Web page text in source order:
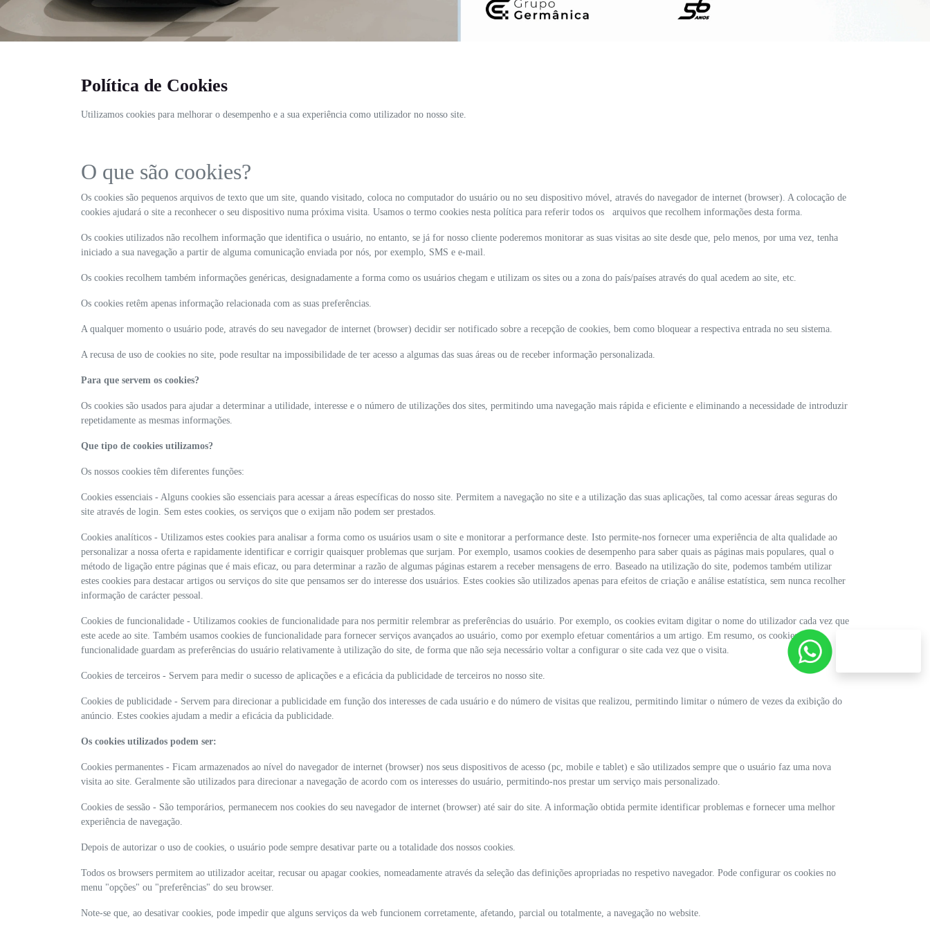
Política de Cookies
Utilizamos cookies para melhorar o desempenho e a sua experiência como utilizador no nosso site.
O que são cookies?
Os cookies são pequenos arquivos de texto que um site, quando visitado, coloca no computador do usuário ou no seu dispositivo móvel, através do navegador de internet (browser). A colocação de
cookies ajudará o site a reconhecer o seu dispositivo numa próxima visita. Usamos o termo cookies nesta política para referir todos os arquivos que recolhem informações desta forma.
Os cookies utilizados não recolhem informação que identifica o usuário, no entanto, se já for nosso cliente poderemos monitorar as suas visitas ao site desde que, pelo menos, por uma vez, tenha
iniciado a sua navegação a partir de alguma comunicação enviada por nós, por exemplo, SMS e e-mail.
Os cookies recolhem também informações genéricas, designadamente a forma como os usuários chegam e utilizam os sites ou a zona do país/países através do qual acedem ao site, etc.
Os cookies retêm apenas informação relacionada com as suas preferências.
A qualquer momento o usuário pode, através do seu navegador de internet (browser) decidir ser notificado sobre a recepção de cookies, bem como bloquear a respectiva entrada no seu sistema.
A recusa de uso de cookies no site, pode resultar na impossibilidade de ter acesso a algumas das suas áreas ou de receber informação personalizada.
Para que servem os cookies?
Os cookies são usados para ajudar a determinar a utilidade, interesse e o número de utilizações dos sites, permitindo uma navegação mais rápida e eficiente e eliminando a necessidade de introduzir
repetidamente as mesmas informações.
Que tipo de cookies utilizamos?
Os nossos cookies têm diferentes funções:
Cookies essenciais - Alguns cookies são essenciais para acessar a áreas específicas do nosso site. Permitem a navegação no site e a utilização das suas aplicações, tal como acessar áreas seguras do
site através de login. Sem estes cookies, os serviços que o exijam não podem ser prestados.
Cookies analíticos - Utilizamos estes cookies para analisar a forma como os usuários usam o site e monitorar a performance deste. Isto permite-nos fornecer uma experiência de alta qualidade ao
personalizar a nossa oferta e rapidamente identificar e corrigir quaisquer problemas que surjam. Por exemplo, usamos cookies de desempenho para saber quais as páginas mais populares, qual o
método de ligação entre páginas que é mais eficaz, ou para determinar a razão de algumas páginas estarem a receber mensagens de erro. Baseado na utilização do site, podemos também utilizar
estes cookies para destacar artigos ou serviços do site que pensamos ser do interesse dos usuários. Estes cookies são utilizados apenas para efeitos de criação e análise estatística, sem nunca recolher
informação de carácter pessoal.
Cookies de funcionalidade - Utilizamos cookies de funcionalidade para nos permitir relembrar as preferências do usuário. Por exemplo, os cookies evitam digitar o nome do utilizador cada vez que
este acede ao site. Também usamos cookies de funcionalidade para fornecer serviços avançados ao usuário, como por exemplo efetuar comentários a um artigo. Em resumo, os cookies de
funcionalidade guardam as preferências do usuário relativamente à utilização do site, de forma que não seja necessário voltar a configurar o site cada vez que o visita.
Cookies de terceiros - Servem para medir o sucesso de aplicações e a eficácia da publicidade de terceiros no nosso site.
Cookies de publicidade - Servem para direcionar a publicidade em função dos interesses de cada usuário e do número de visitas que realizou, permitindo limitar o número de vezes da exibição do
anúncio. Estes cookies ajudam a medir a eficácia da publicidade.
Os cookies utilizados podem ser:
Cookies permanentes - Ficam armazenados ao nível do navegador de internet (browser) nos seus dispositivos de acesso (pc, mobile e tablet) e são utilizados sempre que o usuário faz uma nova
visita ao site. Geralmente são utilizados para direcionar a navegação de acordo com os interesses do usuário, permitindo-nos prestar um serviço mais personalizado.
Cookies de sessão - São temporários, permanecem nos cookies do seu navegador de internet (browser) até sair do site. A informação obtida permite identificar problemas e fornecer uma melhor
experiência de navegação.
Depois de autorizar o uso de cookies, o usuário pode sempre desativar parte ou a totalidade dos nossos cookies.
Todos os browsers permitem ao utilizador aceitar, recusar ou apagar cookies, nomeadamente através da seleção das definições apropriadas no respetivo navegador. Pode configurar os cookies no
menu "opções" ou "preferências" do seu browser.
Note-se que, ao desativar cookies, pode impedir que alguns serviços da web funcionem corretamente, afetando, parcial ou totalmente, a navegação no website.